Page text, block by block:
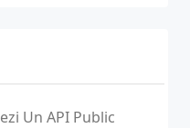
Un API Public